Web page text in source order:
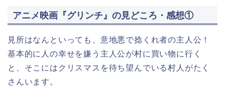
アニメ映画『グリンチ』の見どころ・感想①
見所はなんといっても、意地悪で捻くれ者の主人公！
基本的に人の幸せを嫌う主人公が村に買い物に行く
と、そこにはクリスマスを待ち望んでいる村人がたく
さんいます。